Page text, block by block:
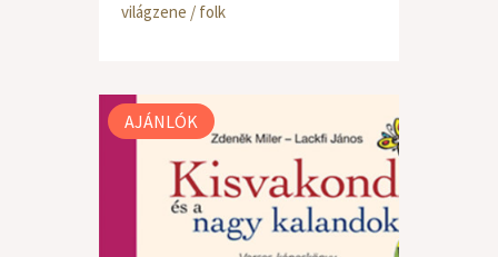
világzene / folk
AJÁNLÓK